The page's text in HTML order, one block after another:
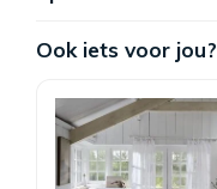
Ook iets voor jou?